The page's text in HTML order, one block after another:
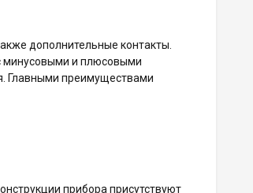
дополнительные контакты.
минусовыми и плюсовыми
Главными преимуществами
прибора присутствуют